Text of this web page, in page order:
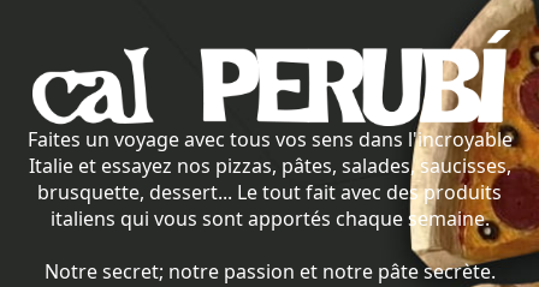
Faites un voyage avec tous vos sens dans l'incroyable
Italie et essayez nos pizzas, pâtes, salades, saucisses,
brusquette, dessert... Le tout fait avec des produits
italiens qui vous sont apportés chaque semaine.
Notre secret; notre passion et notre pâte secrète.